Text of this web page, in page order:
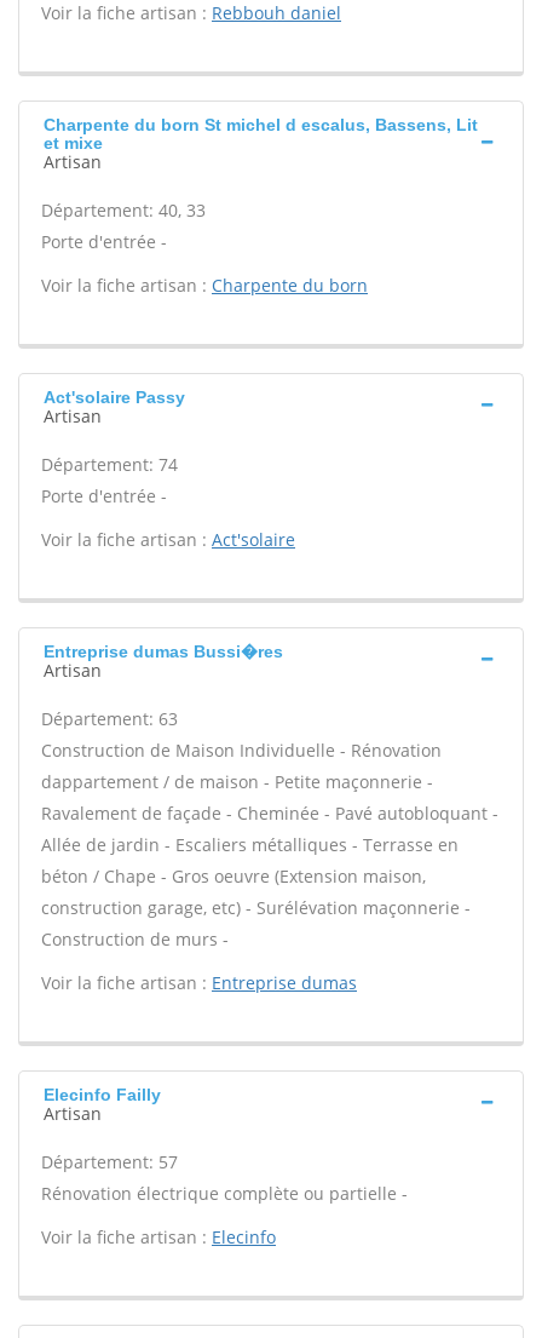
Voir la fiche artisan : Rebbouh daniel
Charpente du born St michel d escalus, Bassens, Lit
et mixe
Artisan
Département: 40, 33
Porte d'entrée -
Voir la fiche artisan : Charpente du born
Act'solaire Passy
Artisan
Département: 74
Porte d'entrée -
Voir la fiche artisan : Act'solaire
Entreprise dumas Bussi�res
Artisan
Département: 63
Construction de Maison Individuelle - Rénovation
dappartement / de maison - Petite maçonnerie -
Ravalement de façade - Cheminée - Pavé autobloquant -
Allée de jardin - Escaliers métalliques - Terrasse en
béton / Chape - Gros oeuvre (Extension maison,
construction garage, etc) - Surélévation maçonnerie -
Construction de murs -
Voir la fiche artisan : Entreprise dumas
Elecinfo Failly
Artisan
Département: 57
Rénovation électrique complète ou partielle -
Voir la fiche artisan : Elecinfo